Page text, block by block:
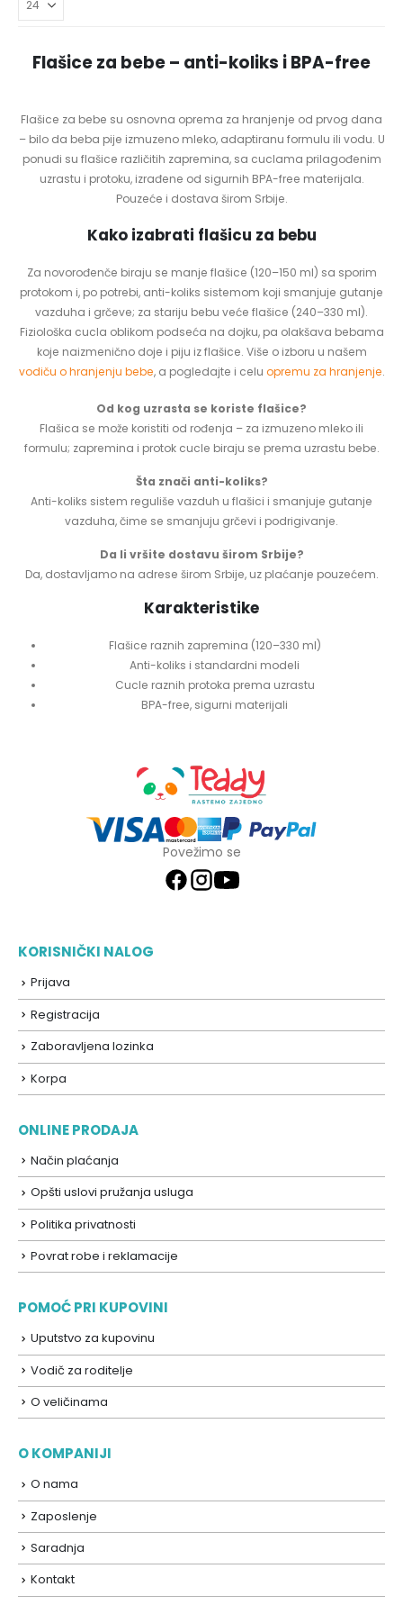
Flašice za bebe – anti-koliks i BPA-free
Flašice za bebe su osnovna oprema za hranjenje od prvog dana
– bilo da beba pije izmuzeno mleko, adaptiranu formulu ili vodu. U
ponudi su flašice različitih zapremina, sa cuclama prilagođenim
uzrastu i protoku, izrađene od sigurnih BPA-free materijala.
Pouzeće i dostava širom Srbije.
Kako izabrati flašicu za bebu
Za novorođenče biraju se manje flašice (120–150 ml) sa sporim
protokom i, po potrebi, anti-koliks sistemom koji smanjuje gutanje
vazduha i grčeve; za stariju bebu veće flašice (240–330 ml).
Fiziološka cucla oblikom podseća na dojku, pa olakšava bebama
koje naizmenično doje i piju iz flašice. Više o izboru u našem
vodiču o hranjenju bebe, a pogledajte i celu opremu za hranjenje.
Od kog uzrasta se koriste flašice?
Flašica se može koristiti od rođenja – za izmuzeno mleko ili
formulu; zapremina i protok cucle biraju se prema uzrastu bebe.
Šta znači anti-koliks?
Anti-koliks sistem reguliše vazduh u flašici i smanjuje gutanje
vazduha, čime se smanjuju grčevi i podrigivanje.
Da li vršite dostavu širom Srbije?
Da, dostavljamo na adrese širom Srbije, uz plaćanje pouzećem.
Karakteristike
Flašice raznih zapremina (120–330 ml)
Anti-koliks i standardni modeli
Cucle raznih protoka prema uzrastu
BPA-free, sigurni materijali
Povežimo se
KORISNIČKI NALOG
Prijava
Registracija
Zaboravljena lozinka
Korpa
ONLINE PRODAJA
Način plaćanja
Opšti uslovi pružanja usluga
Politika privatnosti
Povrat robe i reklamacije
POMOĆ PRI KUPOVINI
Uputstvo za kupovinu
Vodič za roditelje
O veličinama
O KOMPANIJI
O nama
Zaposlenje
Saradnja
Kontakt